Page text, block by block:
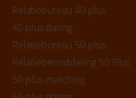
Relatiebureau 40 plus
40 plus dating
Relatiebureau 50 plus
Relatiebemiddeling 50 Plus
50 plus matching